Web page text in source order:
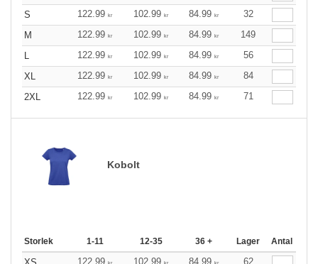
S
122.99 kr 102.99 kr 84.99 kr
32
M
122.99 kr 102.99 kr 84.99 kr
149
L
122.99 kr 102.99 kr 84.99 kr
56
XL
122.99 kr 102.99 kr 84.99 kr
84
2XL
122.99 kr 102.99 kr 84.99 kr 71
Kobolt
Storlek 1-11 12-35 36 + Lager Antal
122.99 kr 102.99 kr 84.99 kr 62